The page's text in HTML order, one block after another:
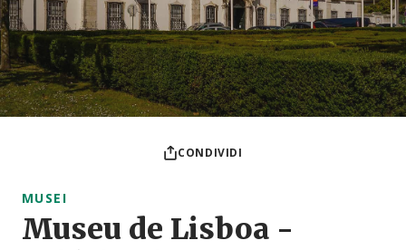
CONDIVIDI
MUSEI
Museu de Lisboa -